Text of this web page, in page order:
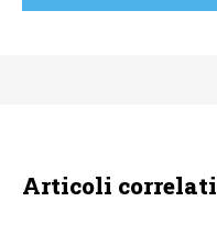
Articoli correlati